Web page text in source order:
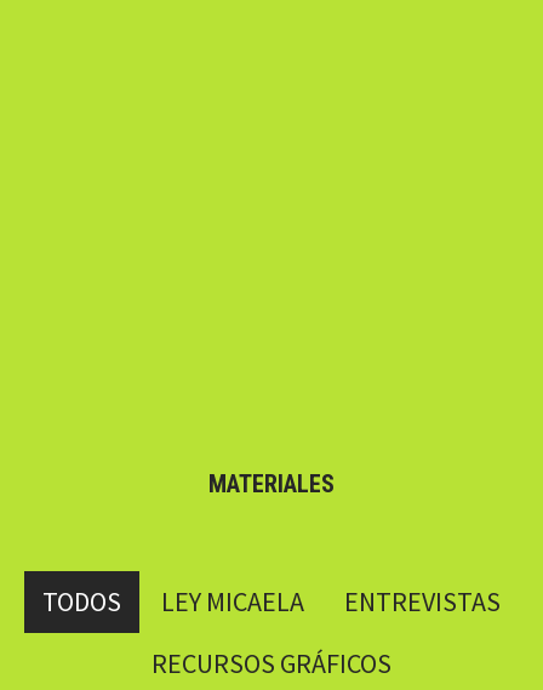
MATERIALES
TODOS LEY MICAELA
ENTREVISTAS
RECURSOS GRÁFICOS